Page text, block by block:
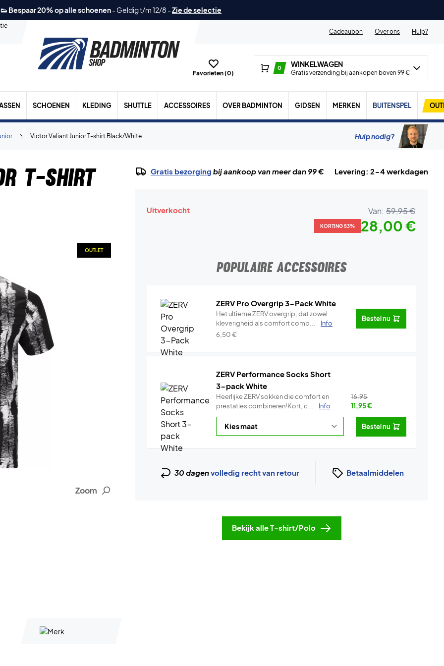
👟 Bespaar 20% op alle schoenen- Geldig t/m 12/8 -Zie de selectie
Cadeaubon
Over ons Hulp?
Favorieten (0)
0 WINKELWAGEN
Gratis verzending bij aankopen boven 99 €
SCHOENEN KLEDING SHUTTLE ACCESSOIRES OVER BADMINTON GIDSEN MERKEN BUITENSPEL
Victor Valiant Junior T-shirt Black/White Hulp nodig?
T-shirt
Zoom
OUTLET
Gratis bezorging bij aankoop van meer dan 99 € Levering: 2-4 werkdagen
Uitverkocht Van: 59,95 €
KORTING 53% 28,00 €
POPULAIRE ACCESSOIRES
ZERV Pro Overgrip 3-Pack White
Het ultieme ZERV overgrip, dat zowel
kleverigheid als comfort comb...
Info
6,50€
Bestel nu
ZERV Performance Socks Short
3-pack White
Heerlijke ZERV sokken die comfort en
prestaties combineren!Kort, c...
Info
16,95
11,95€
Bestel nu
30 dagenvolledig recht van retour Betaalmiddelen
Bekijk alle T-shirt/Polo